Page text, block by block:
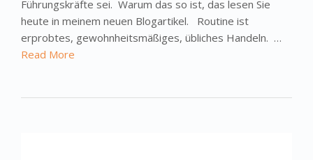
Führungskräfte sei. Warum das so ist, das lesen Sie
heute in meinem neuen Blogartikel. Routine ist
erprobtes, gewohnheitsmäßiges, übliches Handeln. …
Read More